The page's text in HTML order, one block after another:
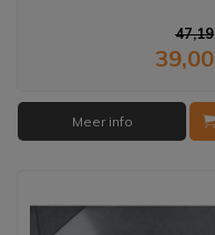
47,19
39,00
Meer info